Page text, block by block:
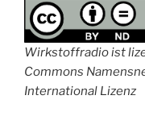
Wirkstoffradio ist
Commons
International Lizenz